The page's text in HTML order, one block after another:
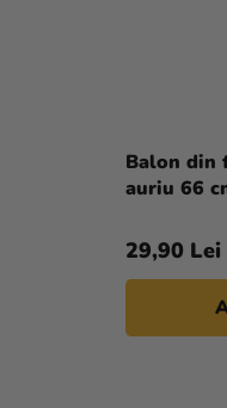
Balon din
auriu 66
29,90 Lei